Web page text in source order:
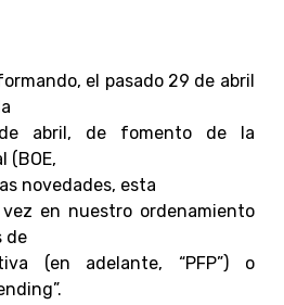
el pasado 29 de abril
abril, de fomento de la
(BOE,
novedades, esta
en nuestro ordenamiento
de
(en adelante, “PFP”) o